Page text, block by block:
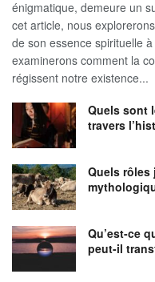
énigmatique, demeure un
cet article, nous
de son essence spirituelle
examinerons comment la
régissent notre existence...
Quels sont
travers
Quels rôles
Qu’est-ce
peut-il